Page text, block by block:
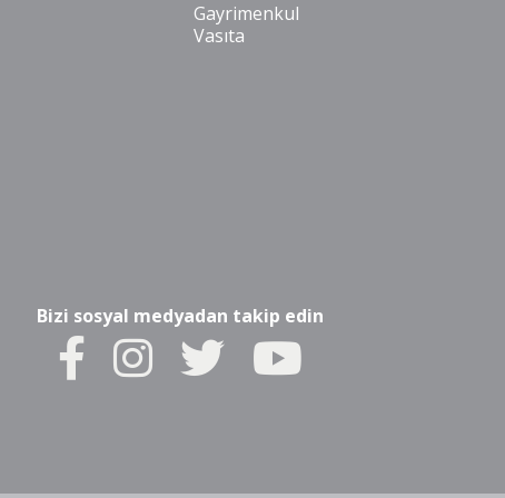
Gayrimenkul
Vasıta
Bizi sosyal medyadan takip edin